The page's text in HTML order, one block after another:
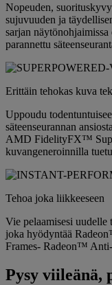
Nopeuden,
sujuvuuden ja
sarjan
parannettu
Erittäin tehokas kuva
Uppoudu
säteenseurannan
AMD FidelityFX™
kuvangeneroinnilla
Tehoa joka liikkeeseen
Vie pelaamisesi
joka hyödyntää
Frames- Radeon™
Pysy viileänä,